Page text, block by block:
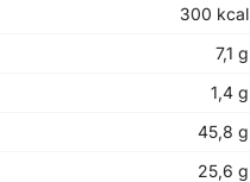
300 kcal
7,1 g
1,4 g
45,8 g
25,6 g